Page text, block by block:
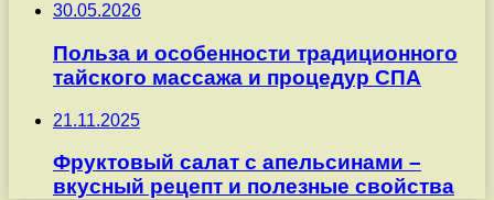
30.05.2026
Польза и особенности традиционного
тайского массажа и процедур СПА
21.11.2025
Фруктовый салат с апельсинами –
вкусный рецепт и полезные свойства